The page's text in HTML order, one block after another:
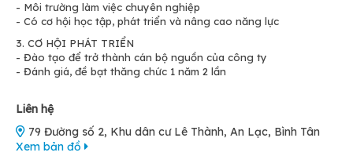
- Môi trường làm việc chuyên nghiệp
- Có cơ hội học tập, phát triển và nâng cao năng lực
3. CƠ HỘI PHÁT TRIỂN
- Đào tạo để trở thành cán bộ nguồn của công ty
- Đánh giá, đề bạt thăng chức 1 năm 2 lần
Liên hệ
79 Đường số 2, Khu dân cư Lê Thành, An Lạc, Bình Tân
Xem bản đồ